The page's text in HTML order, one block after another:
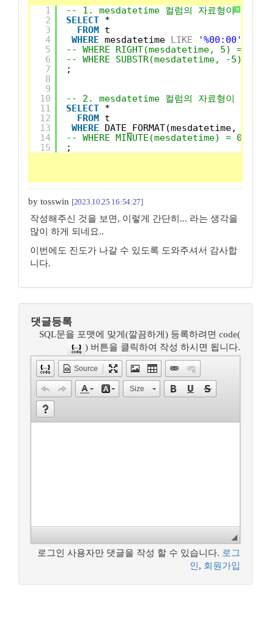
?
1
2
3
4
5
6
7
8
9
10
11
12
13
14
15
-- 1. mesdatetime 컬럼의 자료형이 문자형
SELECT *
FROM t
WHERE mesdatetime LIKE
'%00:00'
-- WHERE RIGHT(mesdatetime, 5) =
-- WHERE SUBSTR(mesdatetime, -5) =
;
-- 2. mesdatetime 컬럼의 자료형이 날짜형
SELECT *
FROM t
WHERE
DATE_FORMAT(mesdatetime,
-- WHERE MINUTE(mesdatetime) = 0
;
by tosswin [2023.10.25 16:54:27]
작성해주신 것을 보면, 이렇게 간단히... 라는 생각을
많이 하게 되네요..
이번에도 진도가 나갈 수 있도록 도와주셔서 감사합
니다.
댓글등록
SQL문을 포맷에 맞게(깔끔하게) 등록하려면 code(
) 버튼을 클릭하여 작성 하시면 됩니다.
Source
Size
로그인 사용자만 댓글을 작성 할 수 있습니다. 로그
인 , 회원가입